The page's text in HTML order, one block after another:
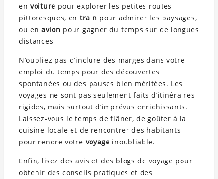
envoiture pour explorer les petites routes
pittoresques, en train pour admirer les paysages,
ou enavion pour gagner du temps sur de longues
distances.
N’oubliez pas d’inclure des marges dans votre
emploi du temps pour des découvertes
spontanées ou des pauses bien méritées. Les
voyages ne sont pas seulement faits d’itinéraires
rigides, mais surtout d’imprévus enrichissants.
Laissez-vous le temps de flâner, de goûter à la
cuisine locale et de rencontrer des habitants
pour rendre votre voyage inoubliable.
Enfin, lisez des avis et des blogs de voyage pour
obtenir des conseils pratiques et des